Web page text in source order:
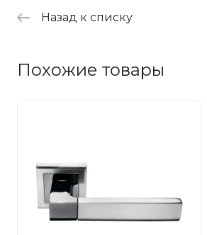
Назад к списку
Похожие товары